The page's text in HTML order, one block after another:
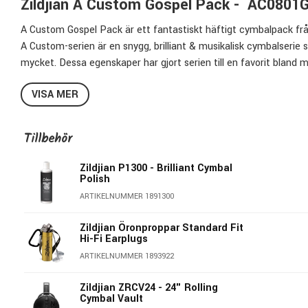
Zildjian A Custom Gospel Pack - AC0801G
A Custom Gospel Pack är ett fantastiskt häftigt cymbalpack
A Custom-serien är en snygg, brilliant & musikalisk
mycket. Dessa egenskaper har gjort serien till en favorit bland
musikstilar.
Här har man satt ihop ett otroligt prisvärt cymbalset med
AC0801G innehåller:
14" Mastersound Hi-hat - En tydlig & bright hi-hat med
trumpinne & vid hi-hatstamp.
21" Anniversary Ride
som kan användas i de flesta musikaliska sammanhangen.
& vackert anslag. Du kan även använda den som en massiv
crashegenskaper. Den har också en stark genomträngande
softare spel.
18" EFX
- Häftig effektcymbal med ett explosivt & trashig
VISA MER
Tillbehör
Zildjian P1300 - Brilliant Cymbal
Polish
ARTIKELNUMMER 1891300
Zildjian Öronproppar Standard Fit
Hi-Fi Earplugs
ARTIKELNUMMER 1893922
Zildjian ZRCV24 - 24" Rolling
Cymbal Vault